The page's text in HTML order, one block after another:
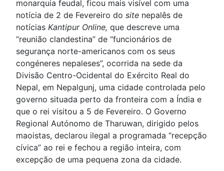
monarquia feudal, ficou mais visível com uma
notícia de 2 de Fevereiro do site nepalês de
notícias Kantipur Online, que descreve uma
“reunião clandestina” de “funcionários de
segurança norte-americanos com os seus
congéneres nepaleses”, ocorrida na sede da
Divisão Centro-Ocidental do Exército Real do
Nepal, em Nepalgunj, uma cidade controlada pelo
governo situada perto da fronteira com a Índia e
que o rei visitou a 5 de Fevereiro. O Governo
Regional Autónomo de Tharuwan, dirigido pelos
maoistas, declarou ilegal a programada “recepção
cívica” ao rei e fechou a região inteira, com
excepção de uma pequena zona da cidade.